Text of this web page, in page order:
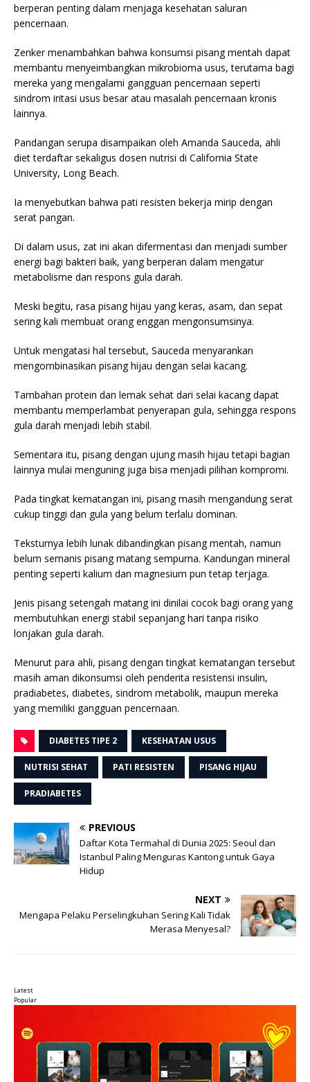
berperan penting dalam menjaga kesehatan saluran
pencernaan.
Zenker menambahkan bahwa konsumsi pisang mentah dapat
membantu menyeimbangkan mikrobioma usus, terutama bagi
mereka yang mengalami gangguan pencernaan seperti
sindrom iritasi usus besar atau masalah pencernaan kronis
lainnya.
Pandangan serupa disampaikan oleh Amanda Sauceda, ahli
diet terdaftar sekaligus dosen nutrisi di California State
University, Long Beach.
Ia menyebutkan bahwa pati resisten bekerja mirip dengan
serat pangan.
Di dalam usus, zat ini akan difermentasi dan menjadi sumber
energi bagi bakteri baik, yang berperan dalam mengatur
metabolisme dan respons gula darah.
Meski begitu, rasa pisang hijau yang keras, asam, dan sepat
sering kali membuat orang enggan mengonsumsinya.
Untuk mengatasi hal tersebut, Sauceda menyarankan
mengombinasikan pisang hijau dengan selai kacang.
Tambahan protein dan lemak sehat dari selai kacang dapat
membantu memperlambat penyerapan gula, sehingga respons
gula darah menjadi lebih stabil.
Sementara itu, pisang dengan ujung masih hijau tetapi bagian
lainnya mulai menguning juga bisa menjadi pilihan kompromi.
Pada tingkat kematangan ini, pisang masih mengandung serat
cukup tinggi dan gula yang belum terlalu dominan.
Teksturnya lebih lunak dibandingkan pisang mentah, namun
belum semanis pisang matang sempurna. Kandungan mineral
penting seperti kalium dan magnesium pun tetap terjaga.
Jenis pisang setengah matang ini dinilai cocok bagi orang yang
membutuhkan energi stabil sepanjang hari tanpa risiko
lonjakan gula darah.
Menurut para ahli, pisang dengan tingkat kematangan tersebut
masih aman dikonsumsi oleh penderita resistensi insulin,
pradiabetes, diabetes, sindrom metabolik, maupun mereka
yang memiliki gangguan pencernaan.
DIABETES TIPE 2 KESEHATAN USUS
NUTRISI SEHAT PATI RESISTEN PISANG HIJAU
PRADIABETES
PREVIOUS
Daftar Kota Termahal di Dunia 2025: Seoul dan
Istanbul Paling Menguras Kantong untuk Gaya
Hidup
NEXT
Mengapa Pelaku Perselingkuhan Sering Kali Tidak
Merasa Menyesal?
Latest
Popular